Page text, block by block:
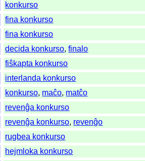
konkurso
fina konkurso
fina konkurso
decida konkurso,finalo
fiŝkapta konkurso
interlanda konkurso
konkurso, maĉo, matĉo
revenĝa konkurso
revenĝa konkurso, revenĝo
rugbea konkurso
hejmloka konkurso